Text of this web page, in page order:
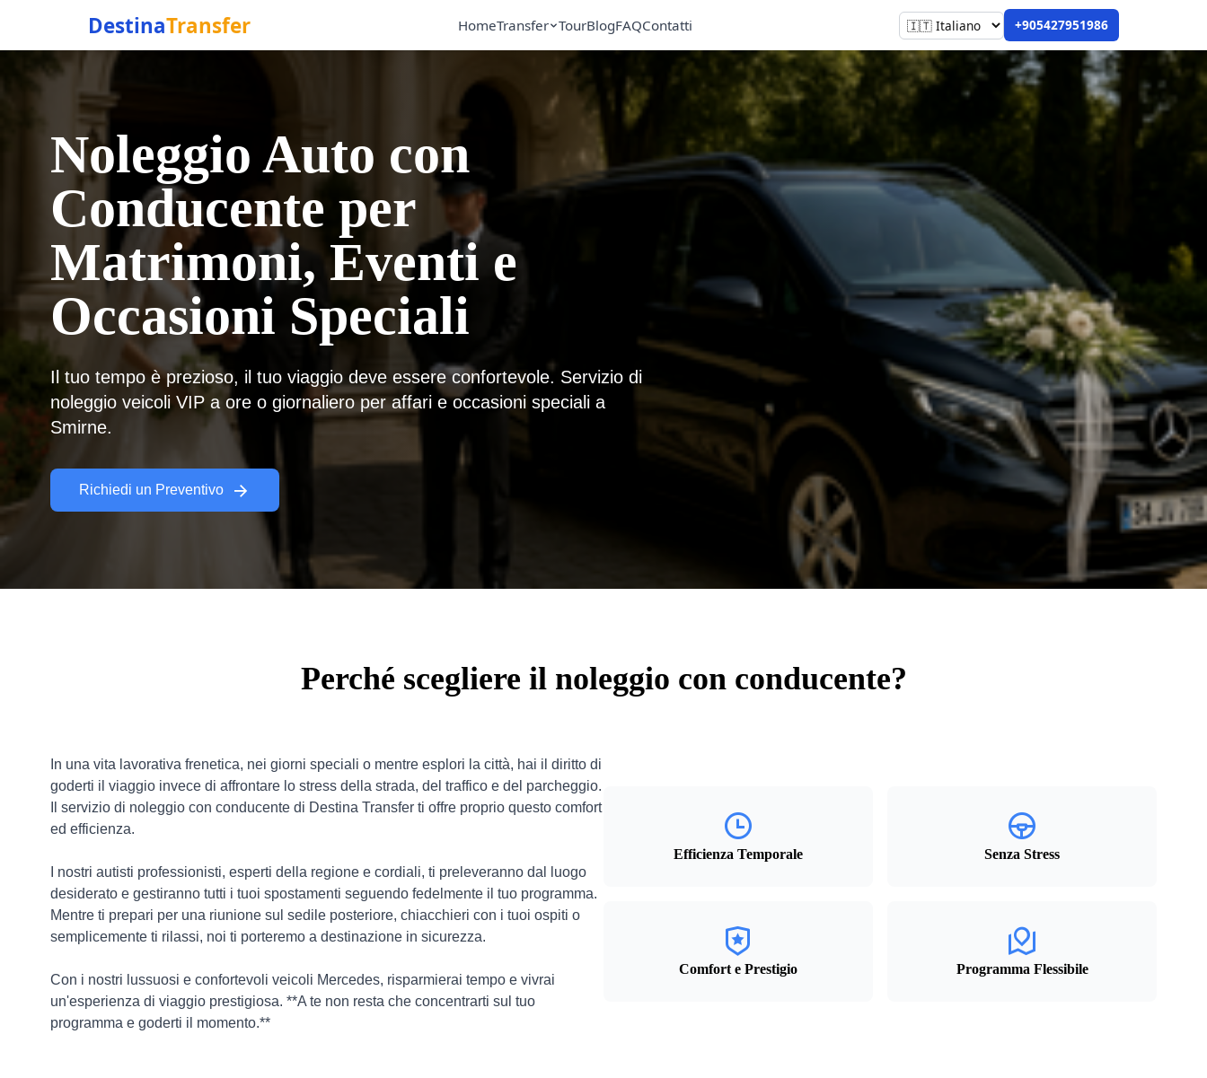
DestinaTransfer HomeTransfer TourBlogFAQContatti +905427951986
Noleggio Auto con
Conducente per
Matrimoni, Eventi e
Occasioni Speciali
Il tuo tempo è prezioso, il tuo viaggio deve essere confortevole. Servizio di
noleggio veicoli VIP a ore o giornaliero per affari e occasioni speciali a
Smirne.
Richiedi un Preventivo
Perché scegliere il noleggio con conducente?
In una vita lavorativa frenetica, nei giorni speciali o mentre esplori la città, hai il diritto di
goderti il viaggio invece di affrontare lo stress della strada, del traffico e del parcheggio.
Il servizio di noleggio con conducente di Destina Transfer ti offre proprio questo comfort
ed efficienza.
I nostri autisti professionisti, esperti della regione e cordiali, ti preleveranno dal luogo
desiderato e gestiranno tutti i tuoi spostamenti seguendo fedelmente il tuo programma.
Mentre ti prepari per una riunione sul sedile posteriore, chiacchieri con i tuoi ospiti o
semplicemente ti rilassi, noi ti porteremo a destinazione in sicurezza.
Con i nostri lussuosi e confortevoli veicoli Mercedes, risparmierai tempo e vivrai
un'esperienza di viaggio prestigiosa. **A te non resta che concentrarti sul tuo
programma e goderti il momento.**
Efficienza Temporale Senza Stress
Comfort e Prestigio Programma Flessibile